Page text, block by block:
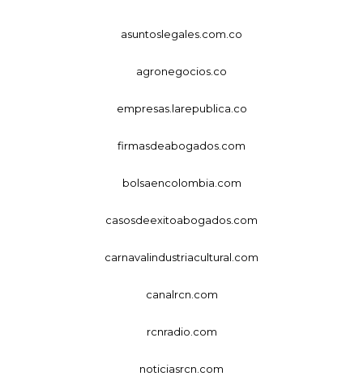
asuntoslegales.com.co
agronegocios.co
empresas.larepublica.co
firmasdeabogados.com
bolsaencolombia.com
casosdeexitoabogados.com
carnavalindustriacultural.com
canalrcn.com
rcnradio.com
noticiasrcn.com